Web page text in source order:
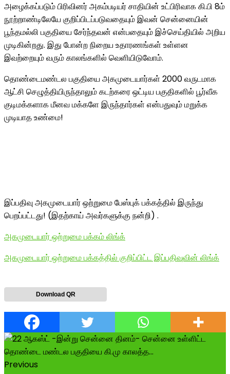
அழைக்கப்படும் பிரிவினர் அகம்படியர் சாதியின் உட்பிரிவாக கி.பி 8ம்
நூற்றாண்டிலேயே குறிப்பிடப்படுவதையும் இவன் சென்னையின்
பூந்தமல்லி பகுதியை சேர்ந்தவன் என்பதையும் இச்செய்தியில் அறிய
முடிகின்றது. இது போன்ற நிறைய உதாரணங்கள் உள்ளன
இவற்றையும் வரும் காலங்களில் வெளியிடுவோம்.
தொண்டைமண்டல பகுதியை அகமுடையார்கள் 2000 வருடமாக
ஆட்சி செழுத்தியிருந்தாலும் கடற்கரை ஒட்டிய பகுதிகளில் பூர்வீக
குடிமக்களாக மீனவ மக்களே இருந்தார்கள் என்பதுவும் மறுக்க
முடியாத உண்மை!
இப்பதிவு அகமுடையார் ஒற்றுமை பேஸ்புக் பக்கத்தில் இருந்து
பெறப்பட்டது! (இதற்காய் அவர்களுக்கு நன்றி) .
அகமுடையார் ஒற்றுமை பக்கம் லிங்க்
அகமுடையார் ஒற்றுமை பக்கத்தில் குறிப்பிட்ட இப்பதிவுவின் லிங்க்
Download QR
Previous